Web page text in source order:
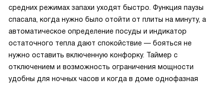
средних режимах запахи уходят быстро. Функция паузы
спасала, когда нужно было отойти от плиты на минуту, а
автоматическое определение посуды и индикатор
остаточного тепла дают спокойствие — бояться не
нужно оставить включенную конфорку. Таймер с
отключением и возможность ограничения мощности
удобны для ночных часов и когда в доме однофазная